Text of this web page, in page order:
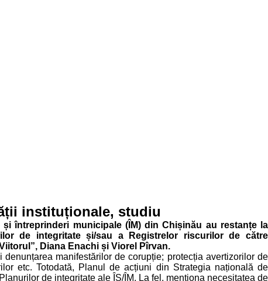
instituționale, studiu
întreprinderi municipale (ÎM) din Chișinău au restanțe la
de integritate și/sau a Registrelor riscurilor de către
Diana Enachi și Viorel Pîrvan.
manifestărilor de corupție; protecția avertizorilor de
etc. Totodată, Planul de acțiuni din Strategia națională de
de integritate ale ÎS/ÎM. La fel, menționa necesitatea de